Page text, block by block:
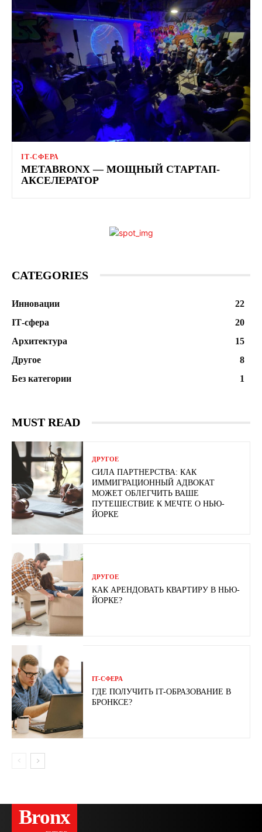
ІТ-СФЕРА
METABRONX — МОЩНЫЙ СТАРТАП-
АКСЕЛЕРАТОР
CATEGORIES
Инновации
22
ІТ-сфера
20
Архитектура
15
Другое
8
Без категории
1
MUST READ
ДРУГОЕ
СИЛА ПАРТНЕРСТВА: КАК
ИММИГРАЦИОННЫЙ АДВОКАТ
МОЖЕТ ОБЛЕГЧИТЬ ВАШЕ
ПУТЕШЕСТВИЕ К МЕЧТЕ О НЬЮ-
ЙОРКЕ
ДРУГОЕ
КАК АРЕНДОВАТЬ КВАРТИРУ В НЬЮ-
ЙОРКЕ?
ІТ-СФЕРА
ГДЕ ПОЛУЧИТЬ IT-ОБРАЗОВАНИЕ В
БРОНКСЕ?
Bronx